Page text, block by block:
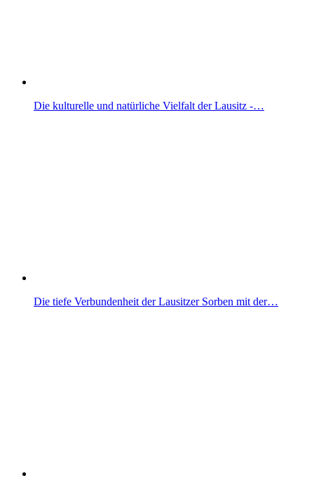
Die kulturelle und natürliche Vielfalt der Lausitz -…
Die tiefe Verbundenheit der Lausitzer Sorben mit der…